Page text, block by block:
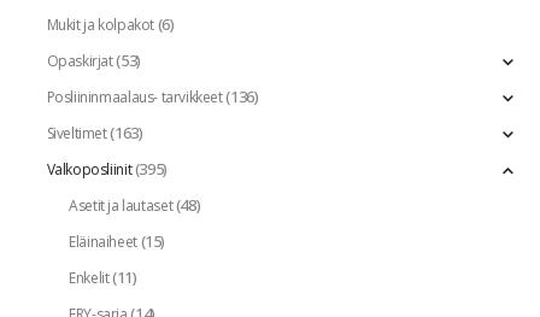
Mukit ja kolpakot(6)
Opaskirjat(53)
Posliininmaalaus- tarvikkeet(136)
Siveltimet(163)
Valkoposliinit(395)
Asetit ja lautaset(48)
Eläinaiheet(15)
Enkelit(11)